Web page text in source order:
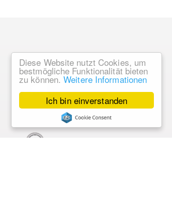
Ich bin einverstanden
Diese Website nutzt Cookies, um
bestmögliche Funktionalität bieten
zu können.Weitere Informationen